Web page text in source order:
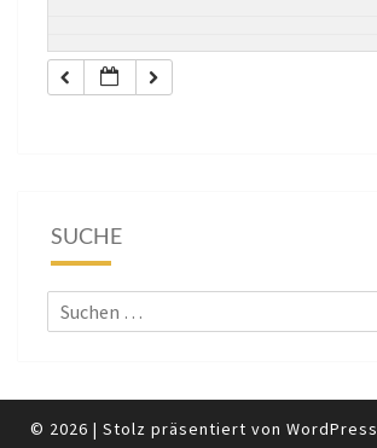
SUCHE
Suchen
nach:
© 2026 | Stolz präsentiert von WordPress